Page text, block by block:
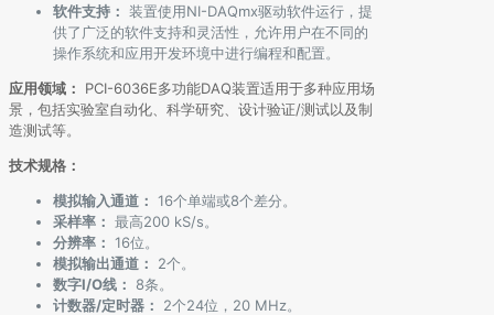
软件支持：
装置使用NI-DAQmx驱动软件运行，提
供了广泛的软件支持和灵活性，允许用户在不同的
操作系统和应用开发环境中进行编程和配置。
应用领域：
PCI-6036E多功能DAQ装置适用于多种应用场
景，包括实验室自动化、科学研究、设计验证/测试以及制
造测试等。
技术规格：
模拟输入通道： 16个单端或8个差分。
采样率： 最高200 kS/s。
分辨率： 16位。
模拟输出通道：
2个。
数字I/O线：
8条。
计数器/定时器：
2个24位，20 MHz。